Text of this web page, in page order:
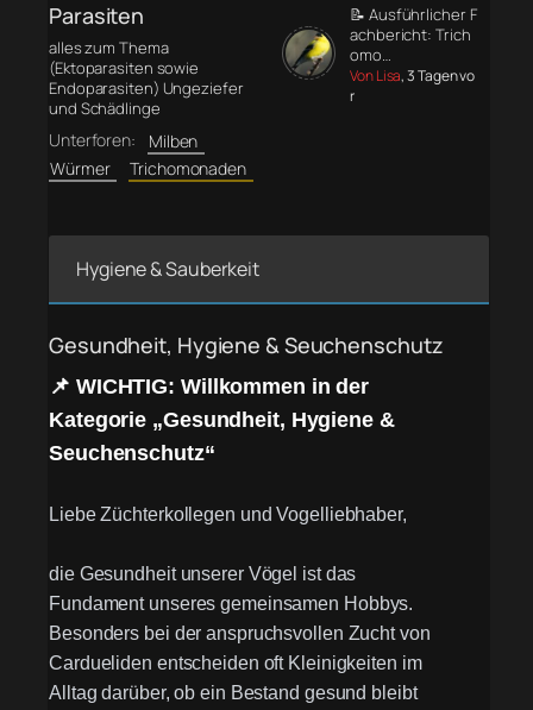
Parasiten
alles zum Thema
(Ektoparasiten sowie
Endoparasiten) Ungeziefer
und Schädlinge
Unterforen:
Milben
Würmer
Trichomonaden
📝 Ausführlicher F
achbericht: Trich
omo…
Von Lisa, 3 Tagen vo
r
Hygiene & Sauberkeit
Gesundheit, Hygiene & Seuchenschutz
📌 WICHTIG: Willkommen in der
Kategorie „Gesundheit, Hygiene &
Seuchenschutz“
Liebe Züchterkollegen und Vogelliebhaber,
die Gesundheit unserer Vögel ist das
Fundament unseres gemeinsamen Hobbys.
Besonders bei der anspruchsvollen Zucht von
Cardueliden entscheiden oft Kleinigkeiten im
Alltag darüber, ob ein Bestand gesund bleibt